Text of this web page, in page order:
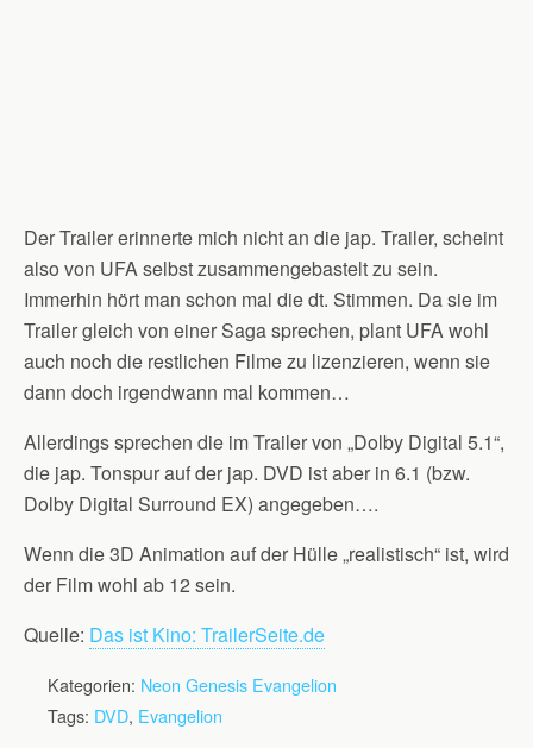
Der Trailer erinnerte mich nicht an die jap. Trailer, scheint
also von UFA selbst zusammengebastelt zu sein.
Immerhin hört man schon mal die dt. Stimmen. Da sie im
Trailer gleich von einer Saga sprechen, plant UFA wohl
auch noch die restlichen Filme zu lizenzieren, wenn sie
dann doch irgendwann mal kommen…
Allerdings sprechen die im Trailer von „Dolby Digital 5.1“,
die jap. Tonspur auf der jap. DVD ist aber in 6.1 (bzw.
Dolby Digital Surround EX) angegeben….
Wenn die 3D Animation auf der Hülle „realistisch“ ist, wird
der Film wohl ab 12 sein.
Quelle: Das ist Kino: TrailerSeite.de
Kategorien: Neon Genesis Evangelion
Tags: DVD, Evangelion